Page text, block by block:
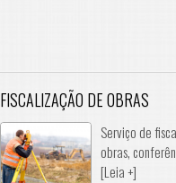
FISCALIZAÇÃO DE OBRAS
​Serviço de
obras,
[Leia +]